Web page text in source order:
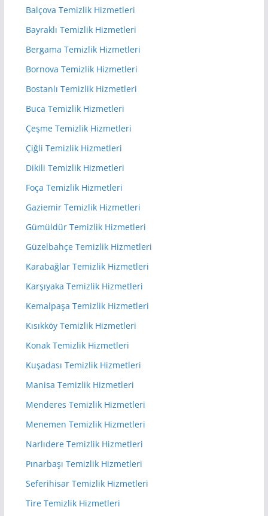
Balçova Temizlik Hizmetleri
Bayraklı Temizlik Hizmetleri
Bergama Temizlik Hizmetleri
Bornova Temizlik Hizmetleri
Bostanlı Temizlik Hizmetleri
Buca Temizlik Hizmetleri
Çeşme Temizlik Hizmetleri
Çiğli Temizlik Hizmetleri
Dikili Temizlik Hizmetleri
Foça Temizlik Hizmetleri
Gaziemir Temizlik Hizmetleri
Gümüldür Temizlik Hizmetleri
Güzelbahçe Temizlik Hizmetleri
Karabağlar Temizlik Hizmetleri
Karşıyaka Temizlik Hizmetleri
Kemalpaşa Temizlik Hizmetleri
Kısıkköy Temizlik Hizmetleri
Konak Temizlik Hizmetleri
Kuşadası Temizlik Hizmetleri
Manisa Temizlik Hizmetleri
Menderes Temizlik Hizmetleri
Menemen Temizlik Hizmetleri
Narlıdere Temizlik Hizmetleri
Pınarbaşı Temizlik Hizmetleri
Seferihisar Temizlik Hizmetleri
Tire Temizlik Hizmetleri